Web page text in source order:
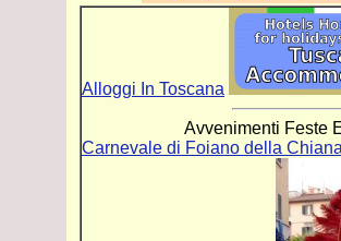
Alloggi In Toscana
Avvenimenti Feste
Carnevale di Foiano della